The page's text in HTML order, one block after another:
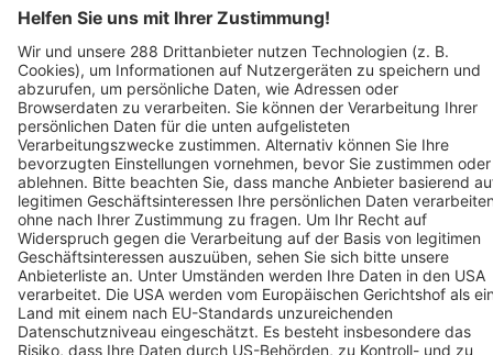
So, 09:00
St. Pauler Waldgeschichten - Vivaldi der Waldwal - Ticket
zum Mars
ab 18,00 €
AUG
9
09:00
OBERHAUSEN OBEX | Oberhausen
POLAR EXPERIENCE - Die immersive Ausstellung